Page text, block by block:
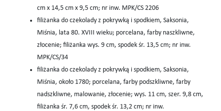
cm x 14,5 cm x 9,5 cm; nr inw. MPK/CS 2206
filiżanka do czekolady z pokrywką i spodkiem, Saksonia,
Miśnia, lata 80. XVIII wieku; porcelana, farby naszkliwne,
złocenie; filiżanka wys. 9 cm, spodek śr. 13,5 cm; nr inw.
MPK/CS/34
filiżanka do czekolady z pokrywką i spodkiem, Saksonia,
Miśnia, około 1780; porcelana, farby podszkliwne, farby
nadszkliwne, malowanie, złocenie; wys. 11 cm, szer. 9,8 cm,
filiżanka śr. 7,6 cm, spodek śr. 13,2 cm; nr inw.